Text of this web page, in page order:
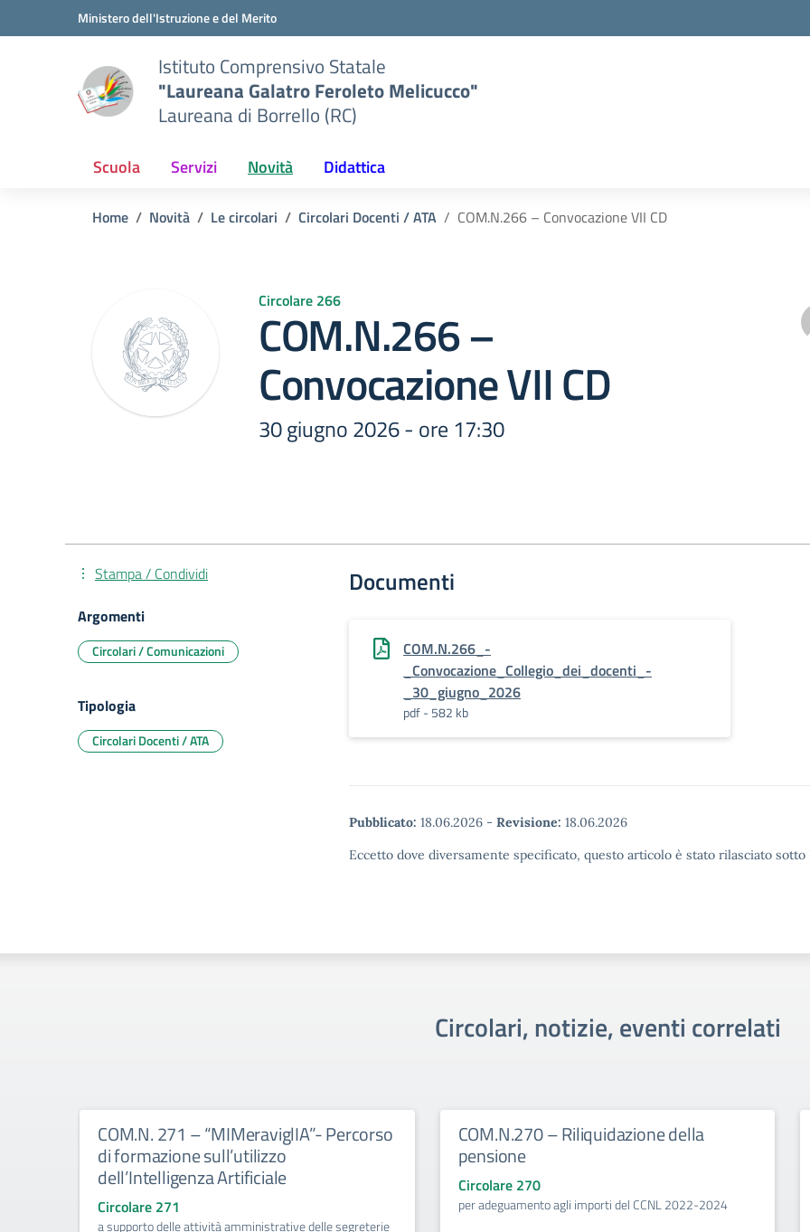
Vai ai contenuti
Vai al menu di navigazioneMinistero dell'Istruzione e del Merito
Istituto Comprensivo Statale
"Laureana Galatro Feroleto Melicucco"
Laureana di Borrello (RC)
Scuola Servizi Novità Didattica
Home Novità Le circolari Circolari Docenti / ATA COM.N.266 – Convocazione VII CD
Circolare 266
COM.N.266 –
Convocazione VII CD
30 giugno 2026 - ore 17:30
Documenti
COM.N.266_-
_Convocazione_Collegio_dei_docenti_-
_30_giugno_2026
pdf - 582 kb
Pubblicato: 18.06.2026 - Revisione: 18.06.2026
Eccetto dove diversamente specificato, questo articolo è stato rilasciato
Stampa / Condividi
Argomenti
Circolari / Comunicazioni
Tipologia
Circolari Docenti / ATA
Circolari, notizie, eventi correlati
COM.N. 271 – “MIMeraviglIA”- Percorso
di formazione sull’utilizzo
dell’Intelligenza Artificiale
Circolare 271
a supporto delle attività amministrative delle segreterie
COM.N.270 – Riliquidazione della
pensione
Circolare 270
per adeguamento agli importi del CCNL 2022-2024